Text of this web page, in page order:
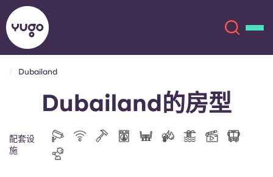
关于我们 English (GB)
English (US)
Dubailand
Dubailand的房型
配套设
施